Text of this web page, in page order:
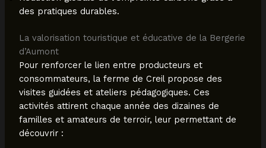
des pratiques durables.
La valorisation touristique et éducative de la Bergerie
d’Aumont
Pour renforcer le lien entre producteurs et
consommateurs, la ferme de Creil propose des
visites guidées et ateliers pédagogiques. Ces
activités attirent chaque année des dizaines de
familles et amateurs de terroir, leur permettant de
découvrir :